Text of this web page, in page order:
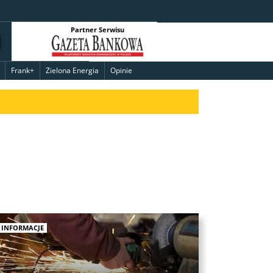
Partner Serwisu
Frank+ Zielona Energia Opinie
INFORMACJE